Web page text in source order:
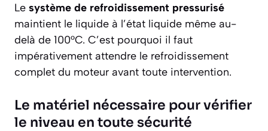
Le système de refroidissement pressurisé
maintient le liquide à l’état liquide même au-
delà de 100°C. C’est pourquoi il faut
impérativement attendre le refroidissement
complet du moteur avant toute intervention.
Le matériel nécessaire pour vérifier
le niveau en toute sécurité